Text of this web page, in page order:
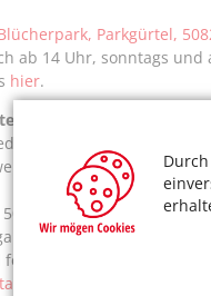
Parkgürtel,
ab 14 Uhr, sonntags und
hier.
und Strandclub
Atmosphäre
mit den Füßen im
Köln
bei gutem Wetter):
12 – 22 Uhr,
- Rheinterrassen -